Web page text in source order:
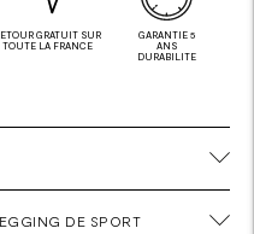
GRATUIT SUR
TOUTE LA FRANCE
GARANTIE 5
ANS
DURABILITE
DE SPORT